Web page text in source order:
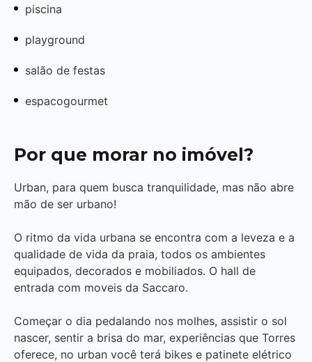
piscina
playground
salão de festas
espacogourmet
Por que morar no imóvel?
Urban, para quem busca tranquilidade, mas não abre
mão de ser urbano!
O ritmo da vida urbana se encontra com a leveza e a
qualidade de vida da praia, todos os ambientes
equipados, decorados e mobiliados. O hall de
entrada com moveis da Saccaro.
Começar o dia pedalando nos molhes, assistir o sol
nascer, sentir a brisa do mar, experiências que Torres
oferece, no urban você terá bikes e patinete elétrico